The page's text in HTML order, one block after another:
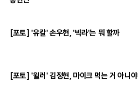
[포토] '유칼' 손우현, '빅라'는 뭐 할까
[포토] '윌러' 김정현, 마이크 먹는 거 아니야